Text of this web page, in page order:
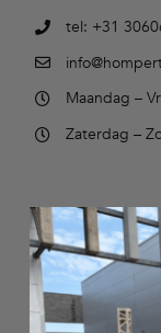
tel: +31
Maandag –
Zaterdag –